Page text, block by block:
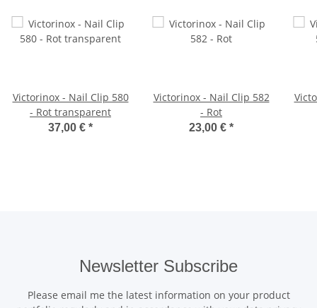
Victorinox - Nail Clip 580
- Rot transparent
37,00 € *
Victorinox - Nail Clip 582
- Rot
23,00 € *
Newsletter Subscribe
Please email me the latest information on your product